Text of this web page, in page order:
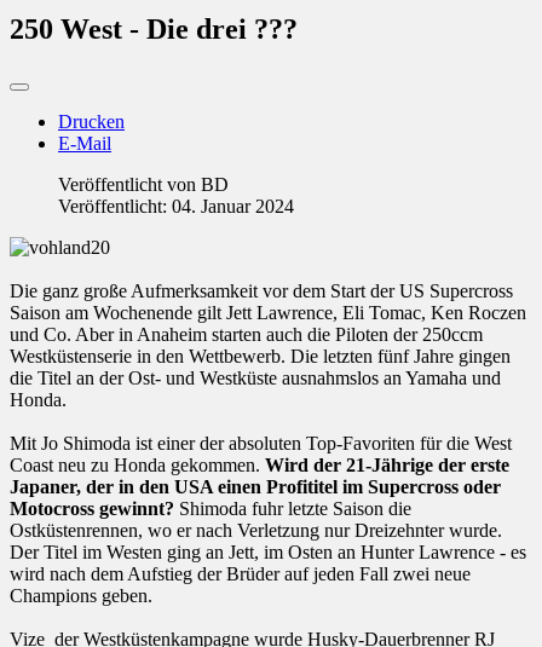
250 West - Die drei ???
Drucken
E-Mail
Veröffentlicht von BD
Veröffentlicht: 04. Januar 2024
Die ganz große Aufmerksamkeit vor dem Start der US Supercross
Saison am Wochenende gilt Jett Lawrence, Eli Tomac, Ken Roczen
und Co. Aber in Anaheim starten auch die Piloten der 250ccm
Westküstenserie in den Wettbewerb. Die letzten fünf Jahre gingen
die Titel an der Ost- und Westküste ausnahmslos an Yamaha und
Honda.
Mit Jo Shimoda ist einer der absoluten Top-Favoriten für die West
Coast neu zu Honda gekommen. Wird der 21-Jährige der erste
Japaner, der in den USA einen Profititel im Supercross oder
Motocross gewinnt? Shimoda fuhr letzte Saison die
Ostküstenrennen, wo er nach Verletzung nur Dreizehnter wurde.
Der Titel im Westen ging an Jett, im Osten an Hunter Lawrence - es
wird nach dem Aufstieg der Brüder auf jeden Fall zwei neue
Champions geben.
Vize der Westküstenkampagne wurde Husky-Dauerbrenner RJ